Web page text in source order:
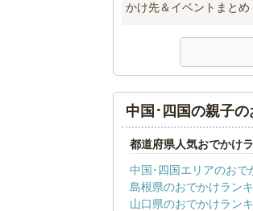
かけ先＆イベントまとめ
中国･四国の親子
都道府県人気おでかけ
中国･四国エリアのおで
島根県のおでかけラン
山口県のおでかけラン